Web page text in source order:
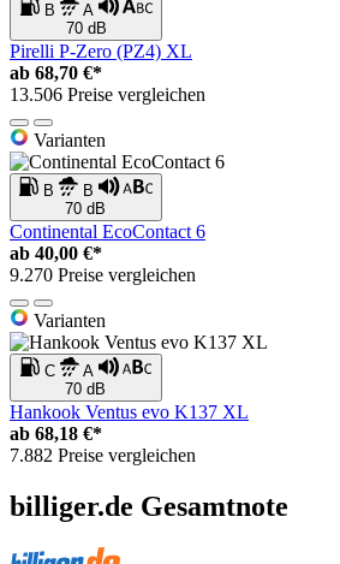
B
A
70 dB
Pirelli P-Zero (PZ4) XL
ab 68,70 €*
13.506 Preise vergleichen
Varianten
B
B
70 dB
Continental EcoContact 6
ab 40,00 €*
9.270 Preise vergleichen
Varianten
C
A
70 dB
Hankook Ventus evo K137 XL
ab 68,18 €*
7.882 Preise vergleichen
billiger.de Gesamtnote